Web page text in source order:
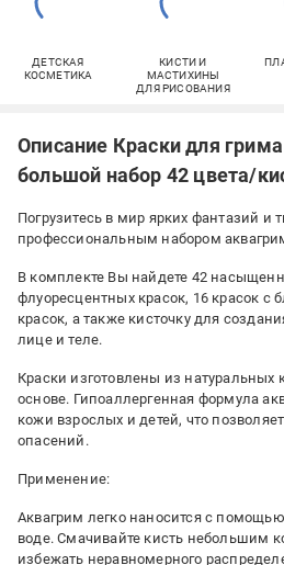
ДЕТСКАЯ
КОСМЕТИКА
КИСТИ И
МАСТИХИНЫ
ДЛЯ РИСОВАНИЯ
Описание Краски для
большой набор 42 цвета/
Погрузитесь в мир ярких фантазий и
профессиональным набором
В комплекте Вы найдете 42
флуоресцентных красок, 16 красок с
красок, а также кисточку для
лице и теле.
Краски изготовлены из натуральных
основе. Гипоаллергенная формула
кожи взрослых и детей, что
опасений.
Применение:
Аквагрим легко наносится с
воде. Смачивайте кисть небольшим
избежать неравномерного